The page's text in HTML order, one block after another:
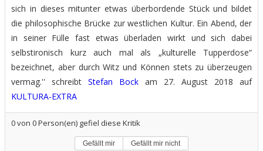
sich in dieses mitunter etwas überbordende Stück und bildet
die philosophische Brücke zur westlichen Kultur. Ein Abend, der
in seiner Fülle fast etwas überladen wirkt und sich dabei
selbstironisch kurz auch mal als „kulturelle Tupperdose“
bezeichnet, aber durch Witz und Können stets zu überzeugen
vermag.'' schreibt Stefan Bock am 27. August 2018 auf
KULTURA-EXTRA
0von 0Person(en) gefiel diese Kritik
Gefällt mir Gefällt mir nicht